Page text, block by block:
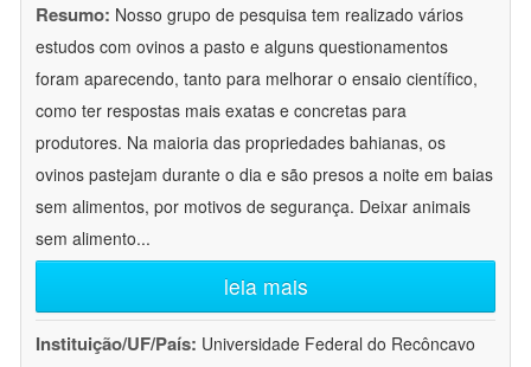
Resumo: Nosso grupo de pesquisa tem realizado vários
estudos com ovinos a pasto e alguns questionamentos
foram aparecendo, tanto para melhorar o ensaio científico,
como ter respostas mais exatas e concretas para
produtores. Na maioria das propriedades bahianas, os
ovinos pastejam durante o dia e são presos a noite em baias
sem alimentos, por motivos de segurança. Deixar animais
sem alimento...
leia mais
Instituição/UF/País: Universidade Federal do Recôncavo